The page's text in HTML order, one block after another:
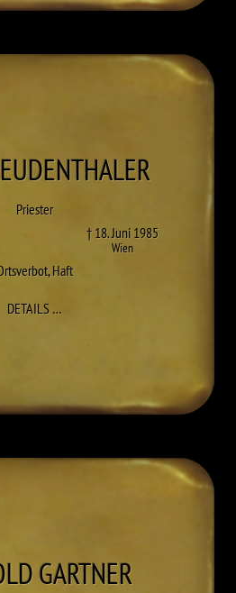
Priester
† 18. Juni 1985
Wien
,Haft
DETAILS…ZU PAUL FREUDENTHALER
GARTNER